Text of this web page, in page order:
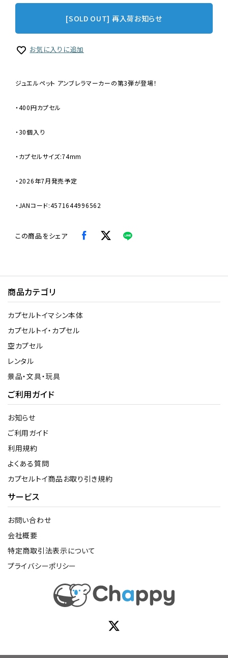
[SOLD OUT] 再入荷お知らせ
お気に入りに追加
ジュエルペット アンブレラマーカーの第3弾が登場！
・400円カプセル
・30個入り
・カプセルサイズ:74mm
・2026年7月発売予定
・JANコード:4571644996562
この商品をシェア
商品カテゴリ
カプセルトイマシン本体
カプセルトイ・カプセル
空カプセル
レンタル
景品・文具・玩具
ご利用ガイド
お知らせ
ご利用ガイド
利用規約
よくある質問
カプセルトイ商品お取り引き規約
サービス
お問い合わせ
会社概要
特定商取引法表示について
プライバシーポリシー